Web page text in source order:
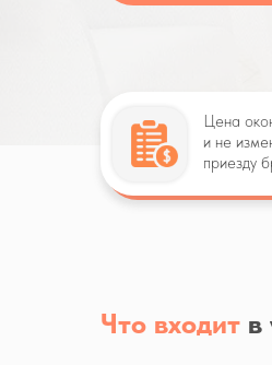
Цена
и не
приезду
Что входит в